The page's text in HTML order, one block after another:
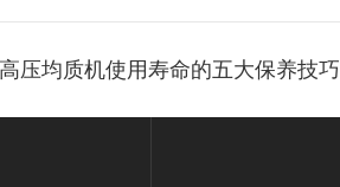
压均质机使用寿命的五大保养技巧